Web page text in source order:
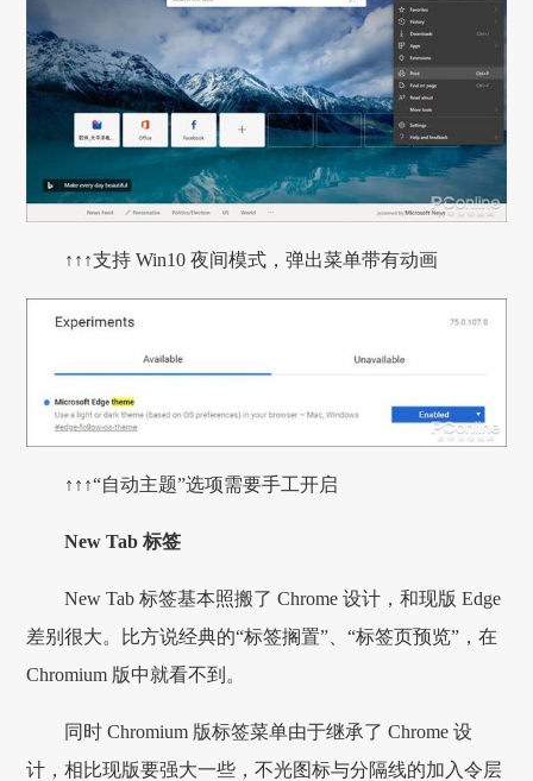
↑↑↑支持 Win10 夜间模式，弹出菜单带有动画
↑↑↑“自动主题”选项需要手工开启
New Tab 标签
New Tab 标签基本照搬了 Chrome 设计，和现版 Edge
差别很大。比方说经典的“标签搁置”、“标签页预览”，在
Chromium 版中就看不到。
同时 Chromium 版标签菜单由于继承了 Chrome 设
计，相比现版要强大一些，不光图标与分隔线的加入令层